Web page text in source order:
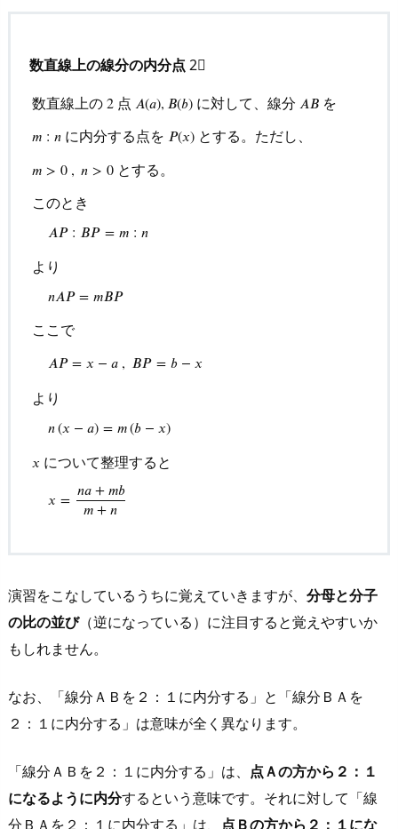
座
の
座
求
み
5.
1.
例
(1)
解
説
5.
題
の
解
数直線上の線分の内分点 2⃣
数直線上の2点 𝐴(𝑎), 𝐵(𝑏)に対して、線分 𝐴𝐵を
𝑚 : 𝑛に内分する点を 𝑃(𝑥) とする。ただし、
𝑚 > 0 , 𝑛 > 0とする。
このとき
𝐴𝑃 : 𝐵𝑃 = 𝑚 : 𝑛
より
𝑛𝐴𝑃 = 𝑚𝐵𝑃
ここで
𝐴𝑃 = 𝑥 − 𝑎 , 𝐵𝑃 = 𝑏 − 𝑥
より
𝑛(𝑥 − 𝑎) = 𝑚(𝑏 − 𝑥)
𝑥 について整理すると
𝑥 =
𝑛𝑎 + 𝑚𝑏
𝑚 + 𝑛
数直線上の2点
演習をこなしているうちに覚えていきますが、 分母と分子
の比の並び（逆になっている）に注目すると覚えやすいか
もしれません。
なお、「線分ＡＢを２：１に内分する」と「線分ＢＡを
２：１に内分する」は意味が全く異なります。
「線分ＡＢを２：１に内分する」は、 点Ａの方から２：１
になるように内分するという意味です。それに対して「線
分ＢＡを２：１に内分する」は、 点Ｂの方から２：１にな